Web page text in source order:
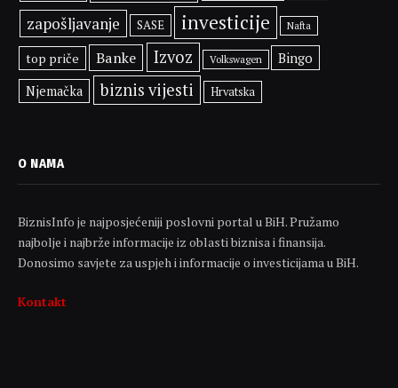
zapošljavanje SASE investicije Nafta
top priče Banke Izvoz Volkswagen Bingo
Njemačka biznis vijesti Hrvatska
O NAMA
BiznisInfo je najposjećeniji poslovni portal u BiH. Pružamo
najbolje i najbrže informacije iz oblasti biznisa i finansija.
Donosimo savjete za uspjeh i informacije o investicijama u BiH.
Kontakt